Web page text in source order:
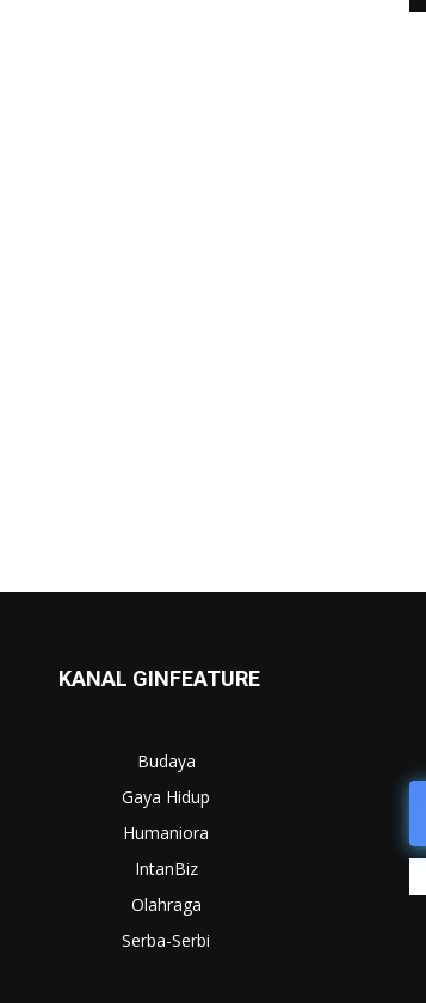
KANAL GINFEATURE
Budaya
Gaya Hidup
Humaniora
IntanBiz
Olahraga
Serba-Serbi